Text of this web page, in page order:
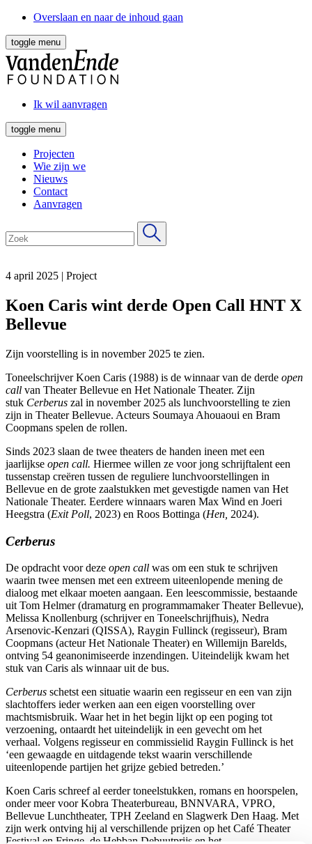
Overslaan en naar de inhoud gaan
toggle menu
Ik wil aanvragen
toggle menu
Projecten
Wie zijn we
Nieuws
Contact
Aanvragen
4 april 2025 | Project
Koen Caris wint derde Open Call HNT X
Bellevue
Zijn voorstelling is in november 2025 te zien.
Toneelschrijver Koen Caris (1988) is de winnaar van de derde open
call van Theater Bellevue en Het Nationale Theater. Zijn
stuk Cerberus zal in november 2025 als lunchvoorstelling te zien
zijn in Theater Bellevue. Acteurs Soumaya Ahouaoui en Bram
Coopmans spelen de rollen.
Sinds 2023 slaan de twee theaters de handen ineen met een
jaarlijkse open call. Hiermee willen ze voor jong schrijftalent een
tussenstap creëren tussen de reguliere lunchvoorstellingen in
Bellevue en de grote zaalstukken met gevestigde namen van Het
Nationale Theater. Eerdere winnaars waren Max Wind en Joeri
Heegstra (Exit Poll, 2023) en Roos Bottinga (Hen, 2024).
Cerberus
De opdracht voor deze open call was om een stuk te schrijven
waarin twee mensen met een extreem uiteenlopende mening de
dialoog met elkaar moeten aangaan. Een leescommissie, bestaande
uit Tom Helmer (dramaturg en programmamaker Theater Bellevue),
Melissa Knollenburg (schrijver en Toneelschrijfhuis), Nedra
Arsenovic-Kenzari (QISSA), Raygin Fullinck (regisseur), Bram
Coopmans (acteur Het Nationale Theater) en Willemijn Barelds,
ontving 54 geanonimiseerde inzendingen. Uiteindelijk kwam het
stuk van Caris als winnaar uit de bus.
Cerberus schetst een situatie waarin een regisseur en een van zijn
slachtoffers ieder werken aan een eigen voorstelling over
machtsmisbruik. Waar het in het begin lijkt op een poging tot
verzoening, ontaardt het uiteindelijk in een gevecht om het
verhaal. Volgens regisseur en commissielid Raygin Fullinck is het
‘een gewaagde en uitdagende tekst waarin verschillende
uiteenlopende partijen het grijze gebied betreden.’
Koen Caris schreef al eerder toneelstukken, romans en hoorspelen,
onder meer voor Kobra Theaterbureau, BNNVARA, VPRO,
Bellevue Lunchtheater, TPH Zeeland en Slagwerk Den Haag. Met
zijn werk ontving hij al verschillende prijzen op het Café Theater
Festival en Fringe, de Hebban Debuutprijs en het